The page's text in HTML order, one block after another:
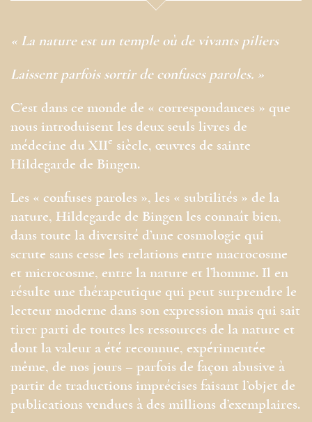
« La nature est un temple où de vivants piliers
Laissent parfois sortir de confuses paroles. »
C’est dans ce monde de « correspondances » que
nous introduisent les deux seuls livres de
médecine du XIIe siècle, œuvres de sainte
Hildegarde de Bingen.
Les « confuses paroles », les « subtilités » de la
nature, Hildegarde de Bingen les connaît bien,
dans toute la diversité d’une cosmologie qui
scrute sans cesse les relations entre macrocosme
et microcosme, entre la nature et l’homme. Il en
résulte une thérapeutique qui peut surprendre le
lecteur moderne dans son expression mais qui sait
tirer parti de toutes les ressources de la nature et
dont la valeur a été reconnue, expérimentée
même, de nos jours – parfois de façon abusive à
partir de traductions imprécises faisant l’objet de
publications vendues à des millions d’exemplaires.